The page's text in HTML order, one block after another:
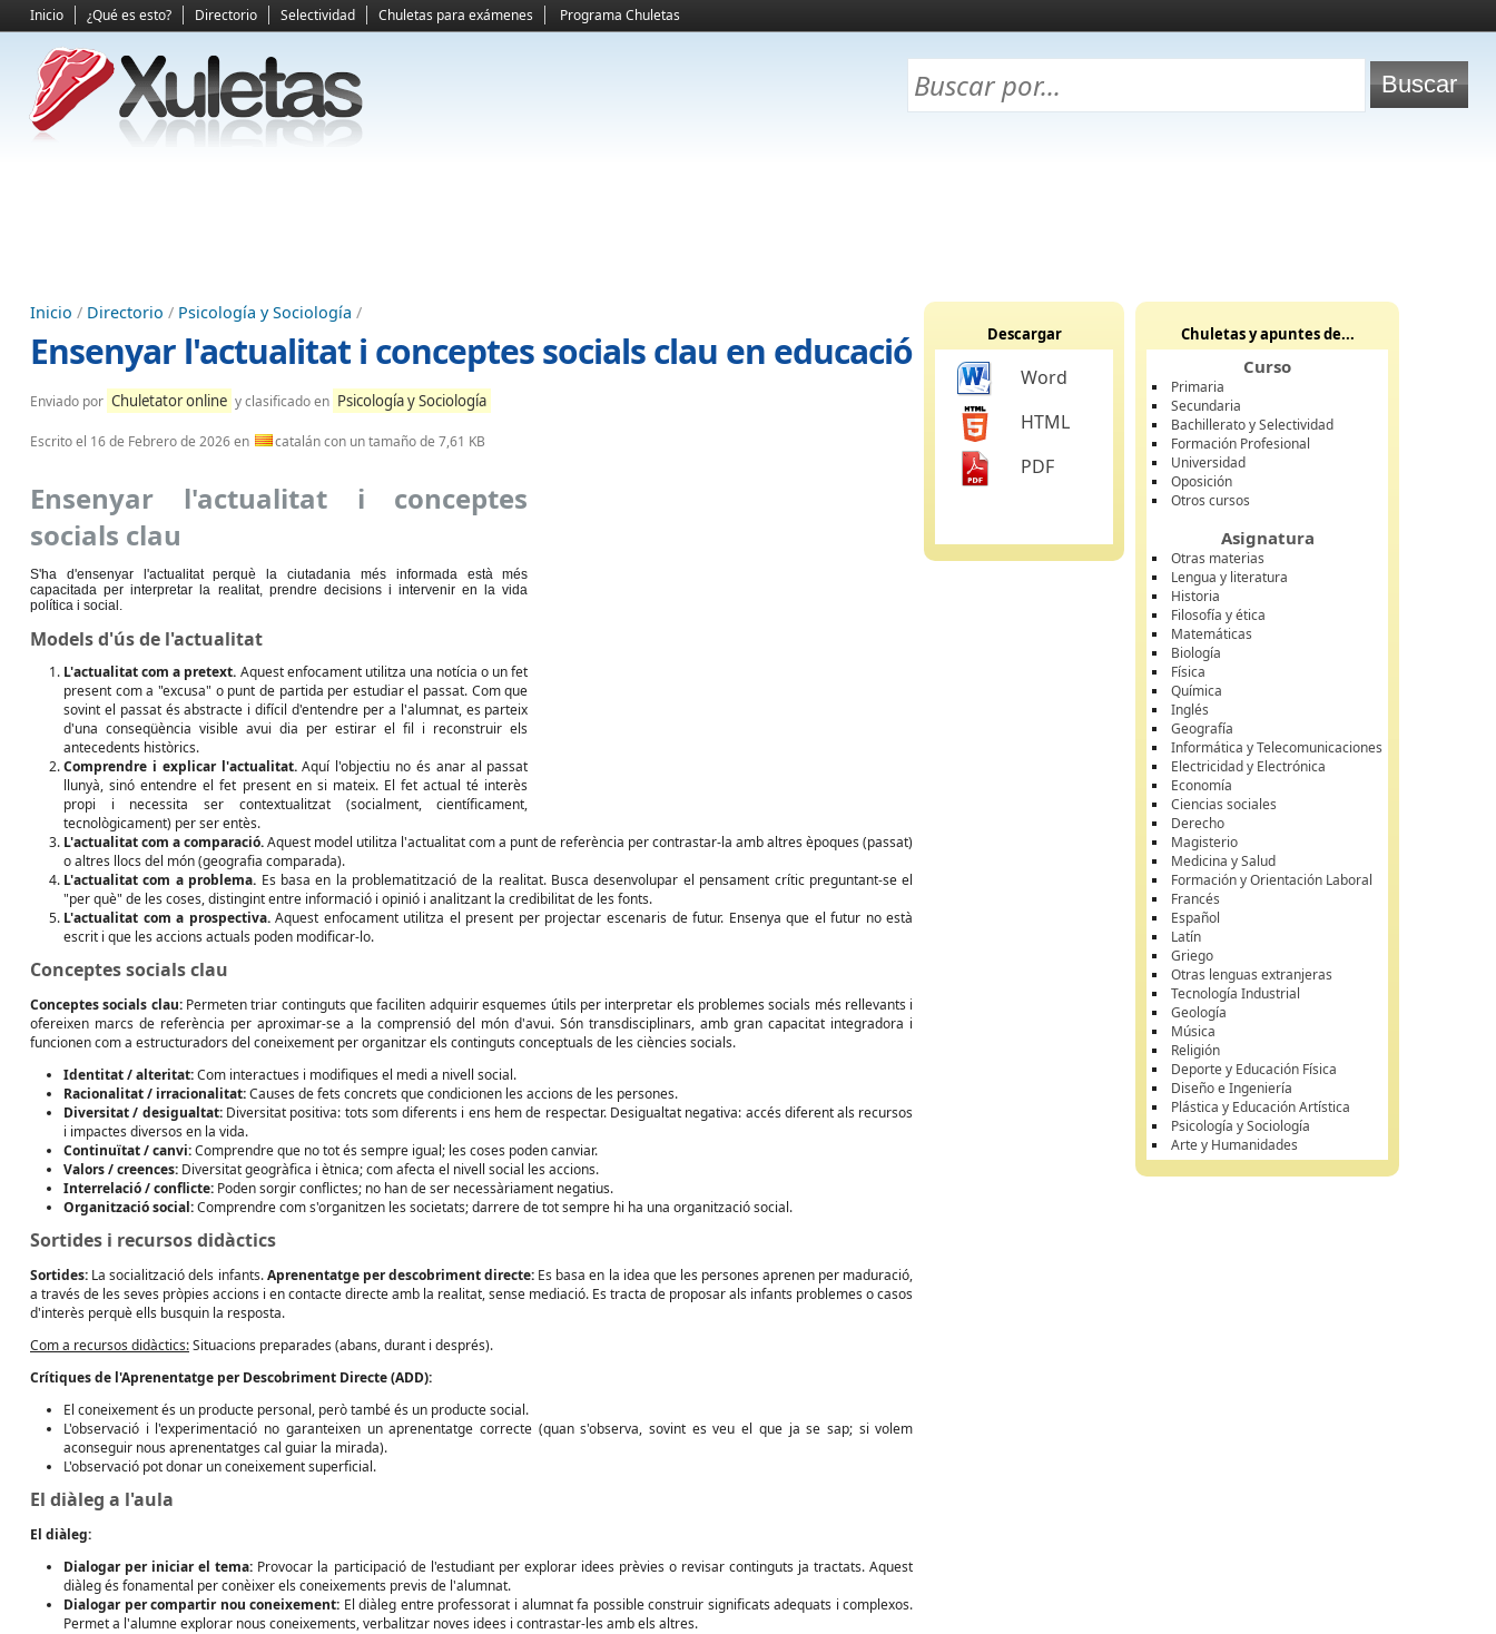
Inicio ¿Qué es esto? Directorio Selectividad Chuletas para exámenes Programa Chuletas
Inicio / Directorio / Psicología y Sociología /
Ensenyar l'actualitat i conceptes socials clau en educació
Enviado por Chuletator online y clasificado en Psicología y Sociología
Escrito el 16 de Febrero de 2026en catalán con un tamaño de 7,61 KB
Ensenyar l'actualitat i conceptes
socials clau
S'ha d'ensenyar l'actualitat perquè la ciutadania més informada està més
capacitada per interpretar la realitat, prendre decisions i intervenir en la vida
política i social.
Models d'ús de l'actualitat
L'actualitat com a pretext. Aquest enfocament utilitza una notícia o un fet
present com a "excusa" o punt de partida per estudiar el passat. Com que
sovint el passat és abstracte i difícil d'entendre per a l'alumnat, es parteix
d'una conseqüència visible avui dia per estirar el fil i reconstruir els
antecedents històrics.
Comprendre i explicar l'actualitat.Aquí l'objectiu no és anar al passat
llunyà, sinó entendre el fet present en si mateix. El fet actual té interès
propi i necessita ser contextualitzat (socialment, científicament,
tecnològicament) per ser entès.
L'actualitat com a comparació.Aquest model utilitza l'actualitat com a punt de referència per contrastar-la amb altres èpoques (passat)
o altres llocs del món (geografia comparada).
L'actualitat com a problema. Es basa en la problematització de la realitat. Busca desenvolupar el pensament crític preguntant-se el
"per què" de les coses, distingint entre informació i opinió i analitzant la credibilitat de les fonts.
L'actualitat com a prospectiva.Aquest enfocament utilitza el present per projectar escenaris de futur. Ensenya que el futur no està
escrit i que les accions actuals poden modificar-lo.
Conceptes socials clau
Conceptes socials clau:Permeten triar continguts que faciliten adquirir esquemes útils per interpretar els problemes socials més rellevants i
ofereixen marcs de referència per aproximar-se a la comprensió del món d'avui. Són transdisciplinars, amb gran capacitat integradora i
funcionen com a estructuradors del coneixement per organitzar els continguts conceptuals de les ciències socials.
Identitat / alteritat:Com interactues i modifiques el medi a nivell social.
Racionalitat / irracionalitat:Causes de fets concrets que condicionen les accions de les persones.
Diversitat / desigualtat:Diversitat positiva: tots som diferents i ens hem de respectar. Desigualtat negativa: accés diferent als recursos
i impactes diversos en la vida.
Continuïtat / canvi:Comprendre que no tot és sempre igual; les coses poden canviar.
Valors / creences: Diversitat geogràfica i ètnica; com afecta el nivell social les accions.
Interrelació / conflicte: Poden sorgir conflictes; no han de ser necessàriament negatius.
Organització social:Comprendre com s'organitzen les societats; darrere de tot sempre hi ha una organització social.
Sortides i recursos didàctics
Sortides: La socialització dels infants.Aprenentatge per descobriment directe: Es basa en la idea que les persones aprenen per maduració,
a través de les seves pròpies accions i en contacte directe amb la realitat, sense mediació. Es tracta de proposar als infants problemes o casos
d'interès perquè ells busquin la resposta.
Com a recursos didàctics:Situacions preparades (abans, durant i després).
Crítiques de l'Aprenentatge per Descobriment Directe (ADD):
El coneixement és un producte personal, però també és un producte social.
L'observació i l'experimentació no garanteixen un aprenentatge correcte (quan s'observa, sovint es veu el que ja se sap; si volem
aconseguir nous aprenentatges cal guiar la mirada).
L'observació pot donar un coneixement superficial.
El diàleg a l'aula
El diàleg:
Dialogar per iniciar el tema: Provocar la participació de l'estudiant per explorar idees prèvies o revisar continguts ja tractats. Aquest
diàleg és fonamental per conèixer els coneixements previs de l'alumnat.
Dialogar per compartir nou coneixement: El diàleg entre professorat i alumnat fa possible construir significats adequats i complexos.
Permet a l'alumne explorar nous coneixements, verbalitzar noves idees i contrastar-les amb els altres.
Descargar
Word
HTML
PDF
Chuletas y apuntes de...
Curso
Primaria
Secundaria
Bachillerato y Selectividad
Formación Profesional
Universidad
Oposición
Otros cursos
Asignatura
Otras materias
Lengua y literatura
Historia
Filosofía y ética
Matemáticas
Biología
Física
Química
Inglés
Geografía
Informática y Telecomunicaciones
Electricidad y Electrónica
Economía
Ciencias sociales
Derecho
Magisterio
Medicina y Salud
Formación y Orientación Laboral
Francés
Español
Latín
Griego
Otras lenguas extranjeras
Tecnología Industrial
Geología
Música
Religión
Deporte y Educación Física
Diseño e Ingeniería
Plástica y Educación Artística
Psicología y Sociología
Arte y Humanidades